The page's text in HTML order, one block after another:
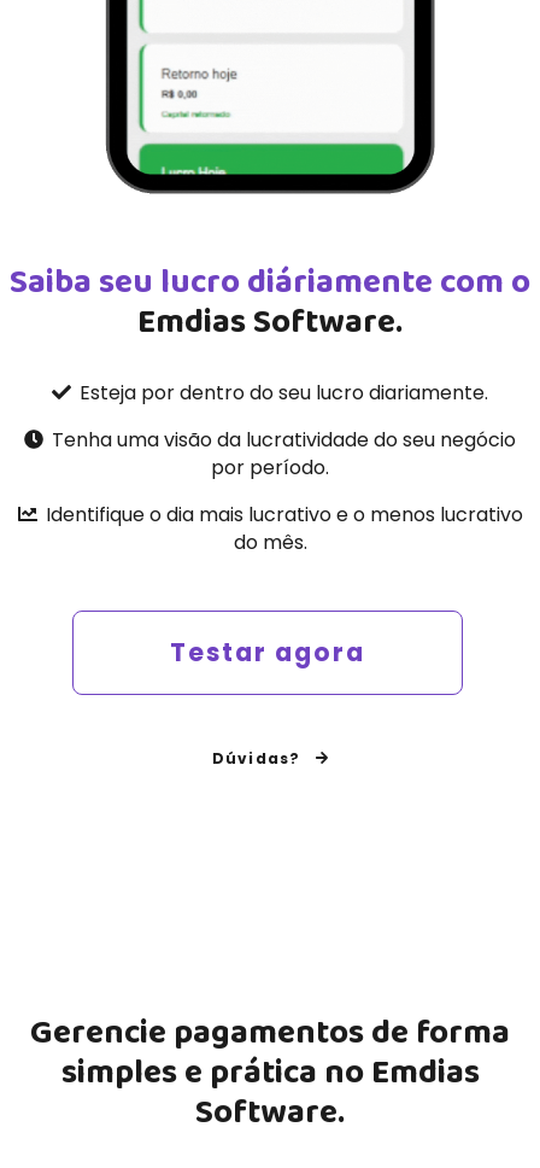
Saiba seu lucro diáriamente com o
Emdias Software.
Esteja por dentro do seu lucro diariamente.
Tenha uma visão da lucratividade do seu negócio
por período.
Identifique o dia mais lucrativo e o menos lucrativo
do mês.
Testar agora
Dúvidas?
Gerencie pagamentos de forma
simples e prática noEmdias
Software.